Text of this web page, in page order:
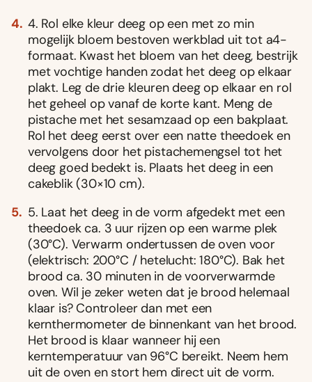
4. Rol elke kleur deeg op een met zo min
mogelijk bloem bestoven werkblad uit tot a4-
formaat. Kwast het bloem van het deeg, bestrijk
met vochtige handen zodat het deeg op elkaar
plakt. Leg de drie kleuren deeg op elkaar en rol
het geheel op vanaf de korte kant. Meng de
pistache met het sesamzaad op een bakplaat.
Rol het deeg eerst over een natte theedoek en
vervolgens door het pistachemengsel tot het
deeg goed bedekt is. Plaats het deeg in een
cakeblik (30×10 cm).
5. Laat het deeg in de vorm afgedekt met een
theedoek ca. 3 uur rijzen op een warme plek
(30°C). Verwarm ondertussen de oven voor
(elektrisch: 200°C / hetelucht: 180°C). Bak het
brood ca. 30 minuten in de voorverwarmde
oven. Wil je zeker weten dat je brood helemaal
klaar is? Controleer dan met een
kernthermometer de binnenkant van het brood.
Het brood is klaar wanneer hij een
kerntemperatuur van 96°C bereikt. Neem hem
uit de oven en stort hem direct uit de vorm.